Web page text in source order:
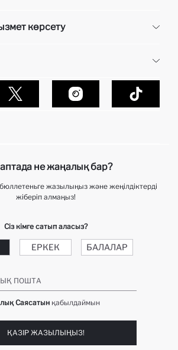
көрсету
қалай жасалынады?
қайтаруға болады?
727 338 24 60
не жаңалық бар?
жазылыңыз және жеңілдіктерді
жіберіп алмаңыз!
Сіз кімге сатып аласыз?
ЕРКЕК БАЛАЛАР
ПОШТА
Саясатын қабылдаймын
ҚАЗІР ЖАЗЫЛЫҢЫЗ!